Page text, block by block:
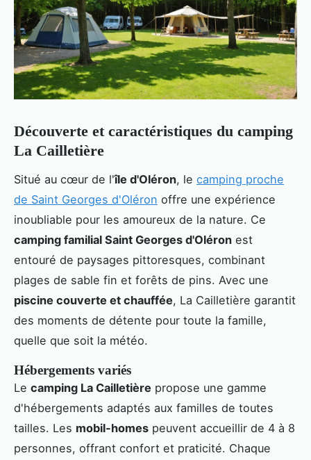
Découverte et caractéristiques du camping
La Cailletière
Situé au cœur de l'île d'Oléron, le camping proche
de Saint Georges d'Oléron offre une expérience
inoubliable pour les amoureux de la nature. Ce
camping familial Saint Georges d'Oléron est
entouré de paysages pittoresques, combinant
plages de sable fin et forêts de pins. Avec une
piscine couverte et chauffée, La Cailletière garantit
des moments de détente pour toute la famille,
quelle que soit la météo.
Hébergements variés
Le camping La Cailletière propose une gamme
d'hébergements adaptés aux familles de toutes
tailles. Les mobil-homes peuvent accueillir de 4 à 8
personnes, offrant confort et praticité. Chaque